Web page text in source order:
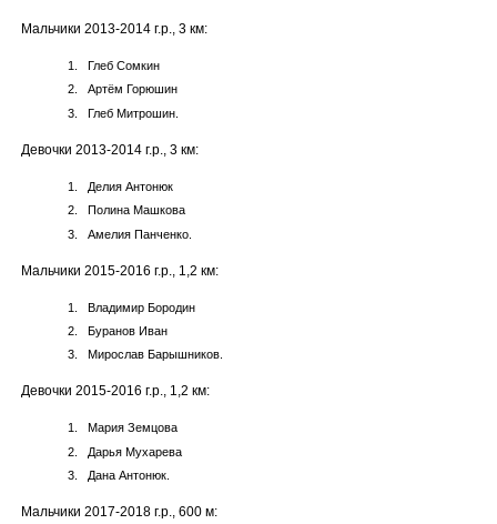
Мальчики 2013-2014 г.р., 3 км:
Глеб Сомкин
Артём Горюшин
Глеб Митрошин.
Девочки 2013-2014 г.р., 3 км:
Делия Антонюк
Полина Машкова
Амелия Панченко.
Мальчики 2015-2016 г.р., 1,2 км:
Владимир Бородин
Буранов Иван
Мирослав Барышников.
Девочки 2015-2016 г.р., 1,2 км:
Мария Земцова
Дарья Мухарева
Дана Антонюк.
Мальчики 2017-2018 г.р., 600 м: